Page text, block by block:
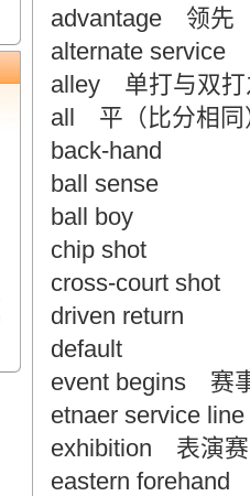
advantage 领先
alternate service
alley 单打与双打
all 平（比分相同
back-hand
ball sense
ball boy
chip shot
cross-court shot
driven return
default
event begins 赛
etnaer service
exhibition 表演赛
eastern